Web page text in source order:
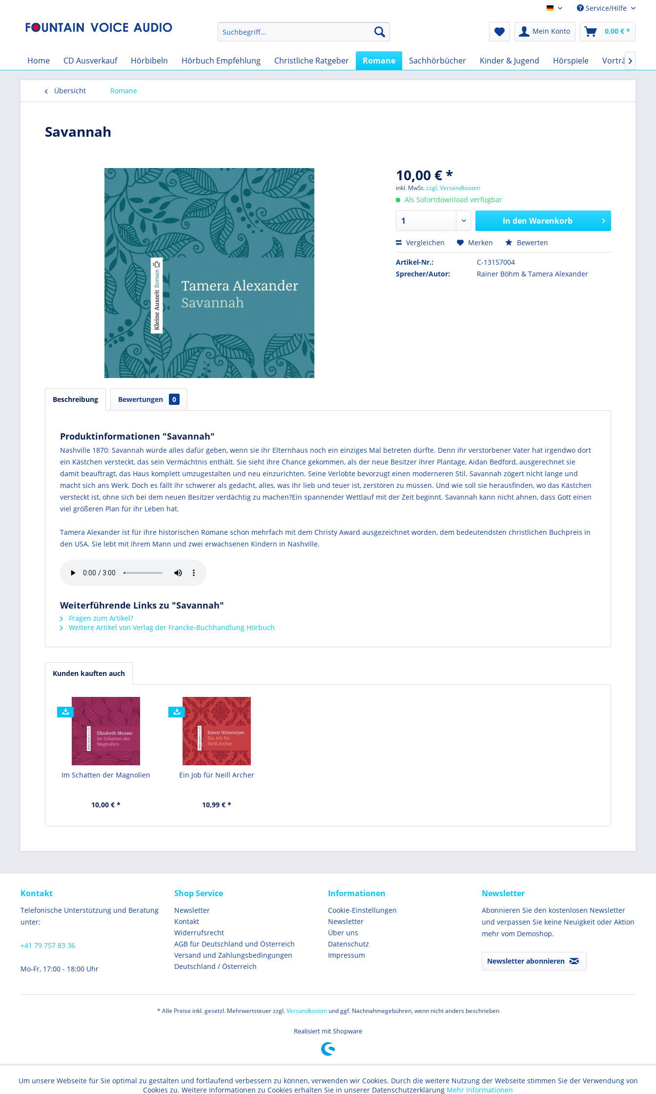
Audio-Book EURService/Hilfe
Mein Konto 0,00 € *
Home CD Ausverkauf Hörbibeln Hörbuch Empfehlung Christliche Ratgeber Romane Sachhörbücher Kinder & Jugend Hörspiele Vorträge

Übersicht Romane
Savannah
10,00 € *
inkl. MwSt.zzgl. Versandkosten
Als Sofortdownload verfügbar
In den Warenkorb
Vergleichen Merken Bewerten
Artikel-Nr.:
C-13157004
Sprecher/Autor:
Rainer Böhm & Tamera Alexander
Beschreibung Bewertungen 0
Produktinformationen "Savannah"
Nashville 1870: Savannah würde alles dafür geben, wenn sie ihr Elternhaus noch ein einziges Mal betreten dürfte. Denn ihr verstorbener Vater hat irgendwo dort
ein Kästchen versteckt, das sein Vermächtnis enthält. Sie sieht ihre Chance gekommen, als der neue Besitzer ihrer Plantage, Aidan Bedford, ausgerechnet sie
damit beauftragt, das Haus komplett umzugestalten und neu einzurichten. Seine Verlobte bevorzugt einen moderneren Stil. Savannah zögert nicht lange und
macht sich ans Werk. Doch es fällt ihr schwerer als gedacht, alles, was ihr lieb und teuer ist, zerstören zu müssen. Und wie soll sie herausfinden, wo das Kästchen
versteckt ist, ohne sich bei dem neuen Besitzer verdächtig zu machen?Ein spannender Wettlauf mit der Zeit beginnt. Savannah kann nicht ahnen, dass Gott einen
viel größeren Plan für ihr Leben hat.
Tamera Alexander ist für ihre historischen Romane schon mehrfach mit dem Christy Award ausgezeichnet worden, dem bedeutendsten christlichen Buchpreis in
den USA. Sie lebt mit ihrem Mann und zwei erwachsenen Kindern in Nashville.
Weiterführende Links zu "Savannah"
Fragen zum Artikel?
Weitere Artikel von Verlag der Francke-Buchhandlung Hörbuch
Kunden kauften auch
Im Schatten der Magnolien
10,00 € *
Ein Job für Neill Archer
10,99 € *
Kontakt
Telefonische Unterstützung und Beratung
unter:
+41 79 757 83 36
Mo-Fr, 17:00 - 18:00 Uhr
Shop Service
Newsletter
Kontakt
Widerrufsrecht
AGB für Deutschland und Österreich
Versand und Zahlungsbedingungen
Deutschland / Österreich
Informationen
Cookie-Einstellungen
Newsletter
Über uns
Datenschutz
Impressum
Newsletter
Abonnieren Sie den kostenlosen Newsletter
und verpassen Sie keine Neuigkeit oder Aktion
mehr vom Demoshop.
Newsletter abonnieren
* Alle Preise inkl. gesetzl. Mehrwertsteuer zzgl.Versandkostenund ggf. Nachnahmegebühren, wenn nicht anders beschrieben
Realisiert mit Shopware
Um unsere Webseite für Sie optimal zu gestalten und fortlaufend verbessern zu können, verwenden wir Cookies. Durch die weitere Nutzung der Webseite stimmen Sie der Verwendung von
Cookies zu. Weitere Informationen zu Cookies erhalten Sie in unserer Datenschutzerklärung Mehr Informationen